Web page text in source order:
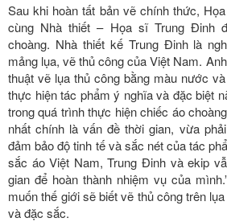
Sau khi hoàn tất bản vẽ chính thức,
cùng Nhà thiết – Họa sĩ Trung Đinh
choàng. Nhà thiết kế Trung Đinh là
mảng lụa, vẽ thủ công của Việt Nam.
thuật vẽ lụa thủ công bằng màu nước
thực hiện tác phẩm ý nghĩa và đặc biệt
trong quá trình thực hiện chiếc áo
nhất chính là vấn đề thời gian, vừa
đảm bảo độ tinh tế và sắc nét của tác
sắc áo Việt Nam, Trung Đinh và ekip
gian để hoàn thành nhiệm vụ của
muốn thế giới sẽ biết vẽ thủ công trên
và đặc sắc.